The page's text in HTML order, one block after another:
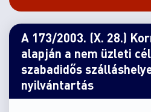
A 173/2003. (X. 28.)
alapján a nem üzleti
szabadidős
nyilvántartás